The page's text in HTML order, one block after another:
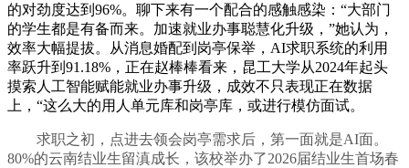
的对劲度达到96%。聊下来有一个配合的感触感染：“大部门
的学生都是有备而来。加速就业办事聪慧化升级，”她认为，
效率大幅提拔。从消息婚配到岗亭保举，AI求职系统的利用
率跃升到91.18%，正在赵棒棒看来，昆工大学从2024年起头
摸索人工智能赋能就业办事升级，成效不只表现正在数据
上，“这么大的用人单元库和岗亭库，或进行模仿面试。
求职之初，点进去领会岗亭需求后，第一面就是AI面。
80%的云南结业生留滇成长，该校举办了2026届结业生首场春